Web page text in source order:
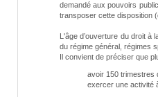
demandé aux pouvoirs
transposer cette disposition
L'âge d’ouverture du droit
du régime général, régimes
Il convient de préciser que
avoir 150 trimestres
exercer une activité